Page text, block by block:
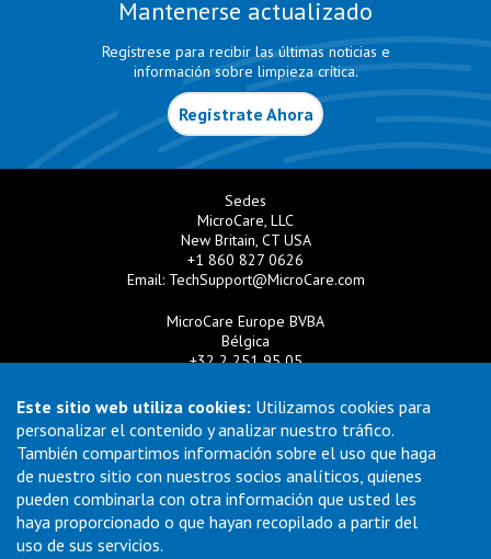
Este sitio web utiliza cookies: Utilizamos cookies para
personalizar el contenido y analizar nuestro tráfico.
También compartimos información sobre el uso que haga
de nuestro sitio con nuestros socios analíticos, quienes
pueden combinarla con otra información que usted les
haya proporcionado o que hayan recopilado a partir del
uso de sus servicios.
Mantenerse actualizado
Regístrese para recibir las últimas noticias e
información sobre limpieza crítica.
Regístrate Ahora
Sedes
MicroCare, LLC
New Britain, CT USA
+1 860 827 0626
Email: TechSupport@MicroCare.com
MicroCare Europe BVBA
Bélgica
+32 2 251 95 05
MicroCare U.K. Ltd
Reino Unido
+44 (0) 113 3609019
Email:MCCEurope@MicroCare.com
MicroCare Asia Pte Ltd